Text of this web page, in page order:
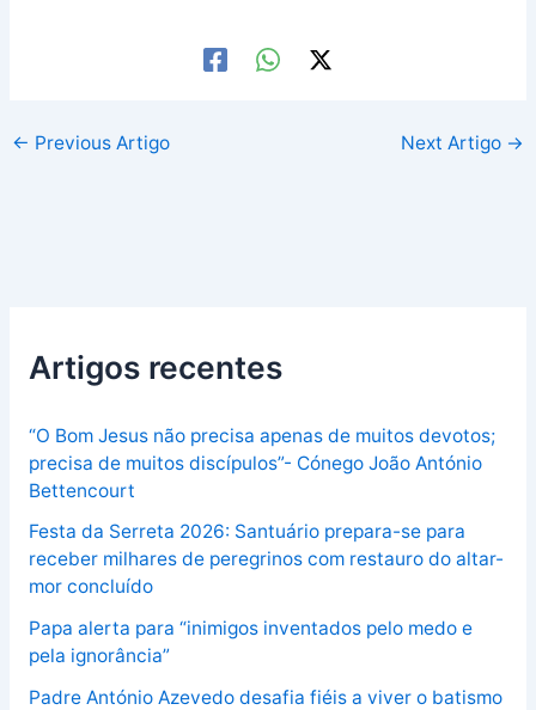
← Previous Artigo Next Artigo →
Artigos recentes
“O Bom Jesus não precisa apenas de muitos devotos;
precisa de muitos discípulos”- Cónego João António
Bettencourt
Festa da Serreta 2026: Santuário prepara-se para
receber milhares de peregrinos com restauro do altar-
mor concluído
Papa alerta para “inimigos inventados pelo medo e
pela ignorância”
Padre António Azevedo desafia fiéis a viver o batismo